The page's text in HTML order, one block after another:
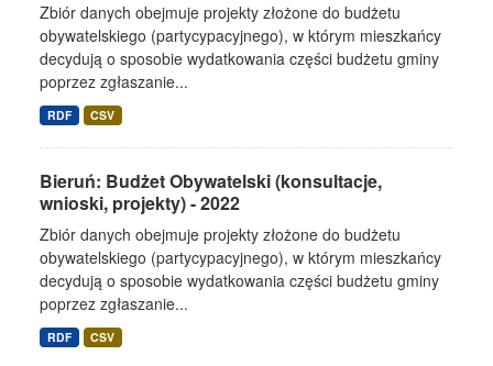
Zbiór danych obejmuje projekty złożone do budżetu
obywatelskiego (partycypacyjnego), w którym mieszkańcy
decydują o sposobie wydatkowania części budżetu gminy
poprzez zgłaszanie...
RDF CSV
Bieruń: Budżet Obywatelski (konsultacje,
wnioski, projekty) - 2022
Zbiór danych obejmuje projekty złożone do budżetu
obywatelskiego (partycypacyjnego), w którym mieszkańcy
decydują o sposobie wydatkowania części budżetu gminy
poprzez zgłaszanie...
RDF CSV